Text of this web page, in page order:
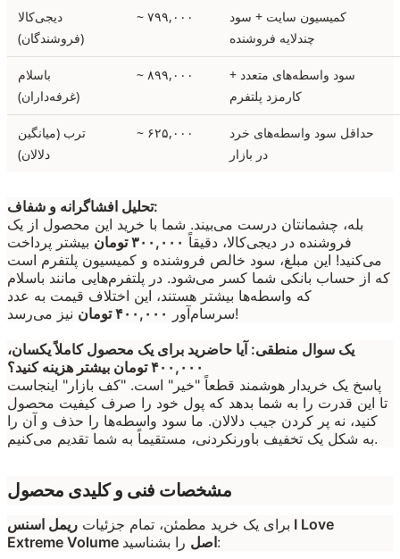
دیجی‌کالا
(فروشندگان)
~ ۷۹۹,۰۰۰
کمیسیون سایت + سود
چندلایه فروشنده
باسلام
(غرفه‌داران)
~ ۸۹۹,۰۰۰
سود واسطه‌های متعدد +
کارمزد پلتفرم
ترب (میانگین
دلالان)
~ ۶۲۵,۰۰۰
حداقل سود واسطه‌های خرد
در بازار
تحلیل افشاگرانه و شفاف:
بله، چشمانتان درست می‌بیند. شما با خرید این محصول از یک
فروشنده در دیجی‌کالا، دقیقاً ۳۰۰,۰۰۰ تومان
بیشتر پرداخت
می‌کنید! این مبلغ، سود خالص فروشنده و کمیسیون پلتفرم است
که از حساب بانکی شما کسر می‌شود. در پلتفرم‌هایی مانند باسلام
که واسطه‌ها بیشتر هستند، این اختلاف قیمت به عدد
سرسام‌آور
۴۰۰,۰۰۰ تومان
نیز می‌رسد!
یک سوال منطقی: آیا حاضرید برای یک محصول کاملاً یکسان،
۴۰۰,۰۰۰ تومان بیشتر هزینه کنید؟
پاسخ یک خریدار هوشمند قطعاً "خیر" است. "کف بازار" اینجاست
تا این قدرت را به شما بدهد که پول خود را صرف کیفیت محصول
کنید، نه پر کردن جیب دلالان. ما سود واسطه‌ها را حذف و آن را
به شکل یک تخفیف باورنکردنی، مستقیماً به شما تقدیم می‌کنیم.
مشخصات فنی و کلیدی محصول
برای یک خرید مطمئن، تمام جزئیات ریمل اسنس I Love
Extreme Volume اصلرا بشناسید: